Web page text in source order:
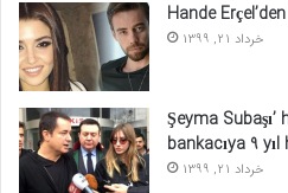
Hande
خرداد 21, 1399
Şeyma
bankacıya 9 yıl
خرداد 21, 1399